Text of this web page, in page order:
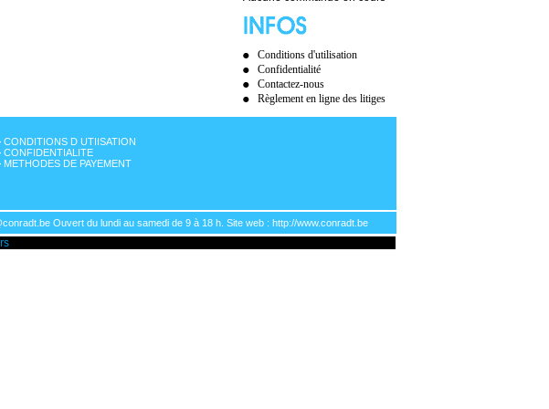
Conditions d'utilisation
Confidentialité
Contactez-nous
Règlement en ligne des litiges
CONDITIONS D UTIISATION
CONFIDENTIALITE
METHODES DE PAYEMENT
Ouvert du lundi au samedi de 9 à 18 h. Site web : http://www.conradt.be